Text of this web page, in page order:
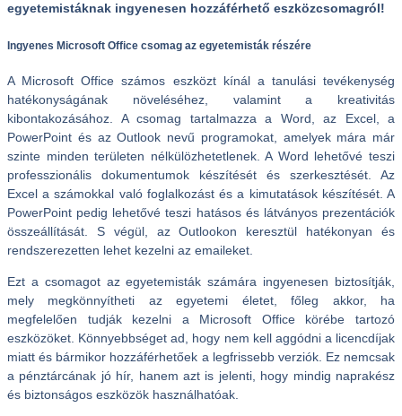
egyetemistáknak ingyenesen hozzáférhető eszközcsomagról!
Ingyenes Microsoft Office csomag az egyetemisták részére
A Microsoft Office számos eszközt kínál a tanulási tevékenység
hatékonyságának növeléséhez, valamint a kreativitás
kibontakozásához. A csomag tartalmazza a Word, az Excel, a
PowerPoint és az Outlook nevű programokat, amelyek mára már
szinte minden területen nélkülözhetetlenek. A Word lehetővé teszi
professzionális dokumentumok készítését és szerkesztését. Az
Excel a számokkal való foglalkozást és a kimutatások készítését. A
PowerPoint pedig lehetővé teszi hatásos és látványos prezentációk
összeállítását. S végül, az Outlookon keresztül hatékonyan és
rendszerezetten lehet kezelni az emaileket.
Ezt a csomagot az egyetemisták számára ingyenesen biztosítják,
mely megkönnyítheti az egyetemi életet, főleg akkor, ha
megfelelően tudják kezelni a Microsoft Office körébe tartozó
eszközöket. Könnyebbséget ad, hogy nem kell aggódni a licencdíjak
miatt és bármikor hozzáférhetőek a legfrissebb verziók. Ez nemcsak
a pénztárcának jó hír, hanem azt is jelenti, hogy mindig naprakész
és biztonságos eszközök használhatóak.